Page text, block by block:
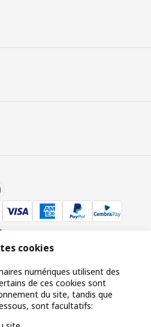
© Inter IKEA Systems B.V.
cookies
numériques utilisent des
de ces cookies sont
du site, tandis que
sont facultatifs: